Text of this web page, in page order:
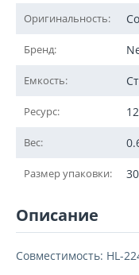
Оригинальность:
Бренд:
Емкость:
Ресурс:
Вес:
Размер упаковки:
Описание
Совместимость: HL-